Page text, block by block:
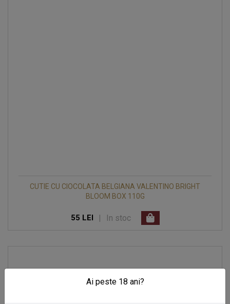
CUTIE CU CIOCOLATA BELGIANA VALENTINO BRIGHT
BLOOM BOX 110G
55 LEI | In stoc
Ai peste 18 ani?